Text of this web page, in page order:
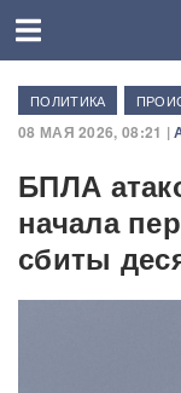
ПОЛИТИКА
08 МАЯ 2026, 08:21 |
БПЛА
начала
сбиты